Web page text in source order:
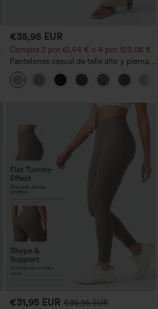
+1
€35,95 EUR
Compra 2 por 61,54 € o 4 por 123,08 €.
Pantalones casual de talle alto y pierna
recta con tacto de lino y bolsillos
€31,95 EUR €35,95 EUR